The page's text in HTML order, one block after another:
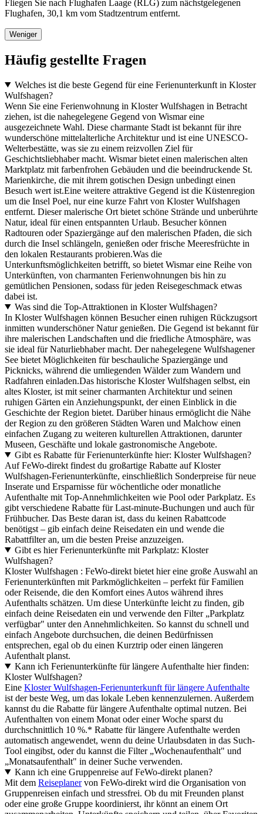
Fliegen Sie nach Flughafen Laage (RLG) zum nächstgelegenen
Flughafen, 30,1 km vom Stadtzentrum entfernt.
Weniger
Häufig gestellte Fragen
Welches ist die beste Gegend für eine Ferienunterkunft in Kloster
Wulfshagen?
Wenn Sie eine Ferienwohnung in Kloster Wulfshagen in Betracht
ziehen, ist die nahegelegene Gegend von Wismar eine
ausgezeichnete Wahl. Diese charmante Stadt ist bekannt für ihre
wunderschöne mittelalterliche Architektur und ist eine UNESCO-
Welterbestätte, was sie zu einem reizvollen Ziel für
Geschichtsliebhaber macht. Wismar bietet einen malerischen alten
Marktplatz mit farbenfrohen Gebäuden und die beeindruckende St.
Marienkirche, die mit ihrem gotischen Design unbedingt einen
Besuch wert ist.Eine weitere attraktive Gegend ist die Küstenregion
um die Insel Poel, nur eine kurze Fahrt von Kloster Wulfshagen
entfernt. Dieser malerische Ort bietet schöne Strände und unberührte
Natur, ideal für einen entspannten Urlaub. Besucher können
Radtouren oder Spaziergänge auf den malerischen Pfaden, die sich
durch die Insel schlängeln, genießen oder frische Meeresfrüchte in
den lokalen Restaurants probieren.Was die
Unterkunftsmöglichkeiten betrifft, so bietet Wismar eine Reihe von
Unterkünften, von charmanten Ferienwohnungen bis hin zu
gemütlichen Pensionen, sodass für jeden Reisegeschmack etwas
dabei ist.
Was sind die Top-Attraktionen in Kloster Wulfshagen?
In Kloster Wulfshagen können Besucher einen ruhigen Rückzugsort
inmitten wunderschöner Natur genießen. Die Gegend ist bekannt für
ihre malerischen Landschaften und die friedliche Atmosphäre, was
sie ideal für Naturliebhaber macht. Der nahegelegene Wulfshagener
See bietet Möglichkeiten für beschauliche Spaziergänge und
Picknicks, während die umliegenden Wälder zum Wandern und
Radfahren einladen.Das historische Kloster Wulfshagen selbst, ein
altes Kloster, ist mit seiner charmanten Architektur und seinen
ruhigen Gärten ein Anziehungspunkt, der einen Einblick in die
Geschichte der Region bietet. Darüber hinaus ermöglicht die Nähe
der Region zu den größeren Städten Waren und Malchow einen
einfachen Zugang zu weiteren kulturellen Attraktionen, darunter
Museen, Geschäfte und lokale gastronomische Angebote.
Gibt es Rabatte für Ferienunterkünfte hier: Kloster Wulfshagen?
Auf FeWo-direkt findest du großartige Rabatte auf Kloster
Wulfshagen-Ferienunterkünfte, einschließlich Sonderpreise für neue
Inserate und Ersparnisse für wöchentliche oder monatliche
Aufenthalte mit Top-Annehmlichkeiten wie Pool oder Parkplatz. Es
gibt verschiedene Rabatte für Last-minute-Buchungen und auch für
Frühbucher. Das Beste daran ist, dass du keinen Rabattcode
benötigst – gib einfach deine Reisedaten ein und wende die
Rabattfilter an, um die besten Preise anzuzeigen.
Gibt es hier Ferienunterkünfte mit Parkplatz: Kloster
Wulfshagen?
Kloster Wulfshagen : FeWo-direkt bietet hier eine große Auswahl an
Ferienunterkünften mit Parkmöglichkeiten – perfekt für Familien
oder Reisende, die den Komfort eines Autos während ihres
Aufenthalts schätzen. Um diese Unterkünfte leicht zu finden, gib
einfach deine Reisedaten ein und verwende den Filter „Parkplatz
verfügbar" unter den Annehmlichkeiten. So kannst du schnell und
einfach Angebote durchsuchen, die deinen Bedürfnissen
entsprechen, egal ob du einen Kurztrip oder einen längeren
Aufenthalt planst.
Kann ich Ferienunterkünfte für längere Aufenthalte hier finden:
Kloster Wulfshagen?
Eine Kloster Wulfshagen-Ferienunterkunft für längere Aufenthalte
ist der beste Weg, um das lokale Leben kennenzulernen. Außerdem
kannst du die Rabatte für längere Aufenthalte optimal nutzen. Bei
Aufenthalten von einem Monat oder einer Woche sparst du
durchschnittlich 10 %.* Rabatte für längere Aufenthalte werden
automatisch angewendet, wenn du deine Urlaubsdaten in das Such-
Tool eingibst, oder du kannst die Filter „Wochenaufenthalt" und
„Monatsaufenthalt" in deiner Suche verwenden.
Kann ich eine Gruppenreise auf FeWo-direkt planen?
Mit dem Reiseplanervon FeWo-direkt wird die Organisation von
Gruppenreisen einfach und stressfrei. Ob du mit Freunden planst
oder eine große Gruppe koordinierst, ihr könnt an einem Ort